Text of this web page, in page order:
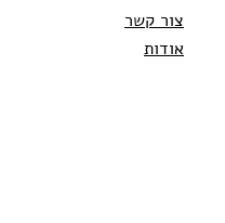
צור קשר
אודות